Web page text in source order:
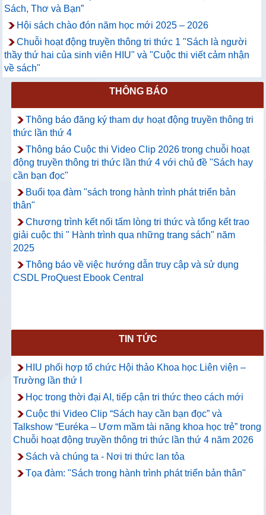
Sách, Thơ và Bạn”
Hội sách chào đón năm học mới 2025 – 2026
Chuỗi hoạt động truyền thông tri thức 1 "Sách là người
thầy thứ hai của sinh viên HIU" và "Cuộc thi viết cảm nhận
về sách"
THÔNG BÁO
Thông báo đăng ký tham dự hoạt động truyền thông tri
thức lần thứ 4
Thông báo Cuộc thi Video Clip 2026 trong chuỗi hoạt
động truyền thông tri thức lần thứ 4 với chủ đề "Sách hay
cần bạn đọc"
Buổi tọa đàm "sách trong hành trình phát triển bản
thân"
Chương trình kết nối tấm lòng tri thức và tổng kết trao
giải cuộc thi " Hành trình qua những trang sách" năm
2025
Thông báo về việc hướng dẫn truy cập và sử dụng
CSDL ProQuest Ebook Central
TIN TỨC
HIU phối hợp tổ chức Hội thảo Khoa học Liên viện –
Trường lần thứ I
Học trong thời đại AI, tiếp cận tri thức theo cách mới
Cuộc thi Video Clip “Sách hay cần bạn đọc” và
Talkshow “Euréka – Ươm mầm tài năng khoa học trẻ” trong
Chuỗi hoạt động truyền thông tri thức lần thứ 4 năm 2026
Sách và chúng ta - Nơi tri thức lan tỏa
Tọa đàm: "Sách trong hành trình phát triển bản thân"